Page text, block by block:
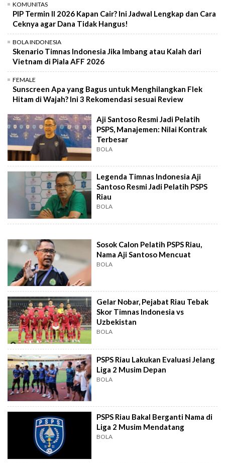
KOMUNITAS
PIP Termin II 2026 Kapan Cair? Ini Jadwal Lengkap dan Cara
Ceknya agar Dana Tidak Hangus!
BOLA INDONESIA
Skenario Timnas Indonesia Jika Imbang atau Kalah dari
Vietnam di Piala AFF 2026
FEMALE
Sunscreen Apa yang Bagus untuk Menghilangkan Flek
Hitam di Wajah? Ini 3 Rekomendasi sesuai Review
Aji Santoso Resmi Jadi Pelatih
PSPS, Manajemen: Nilai Kontrak
Terbesar
BOLA
Legenda Timnas Indonesia Aji
Santoso Resmi Jadi Pelatih PSPS
Riau
BOLA
Sosok Calon Pelatih PSPS Riau,
Nama Aji Santoso Mencuat
BOLA
Gelar Nobar, Pejabat Riau Tebak
Skor Timnas Indonesia vs
Uzbekistan
BOLA
PSPS Riau Lakukan Evaluasi Jelang
Liga 2 Musim Depan
BOLA
PSPS Riau Bakal Berganti Nama di
Liga 2 Musim Mendatang
BOLA